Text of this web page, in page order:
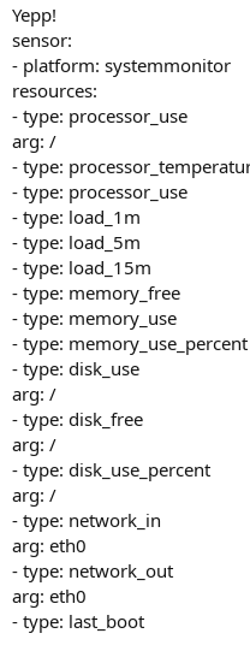
Yepp!
sensor:
- platform: systemmonitor
resources:
- type: processor_use
arg: /
- type:
- type: processor_use
- type: load_1m
- type: load_5m
- type: load_15m
- type: memory_free
- type: memory_use
- type: memory_use_percent
- type: disk_use
arg: /
- type: disk_free
arg: /
- type: disk_use_percent
arg: /
- type: network_in
arg: eth0
- type: network_out
arg: eth0
- type: last_boot